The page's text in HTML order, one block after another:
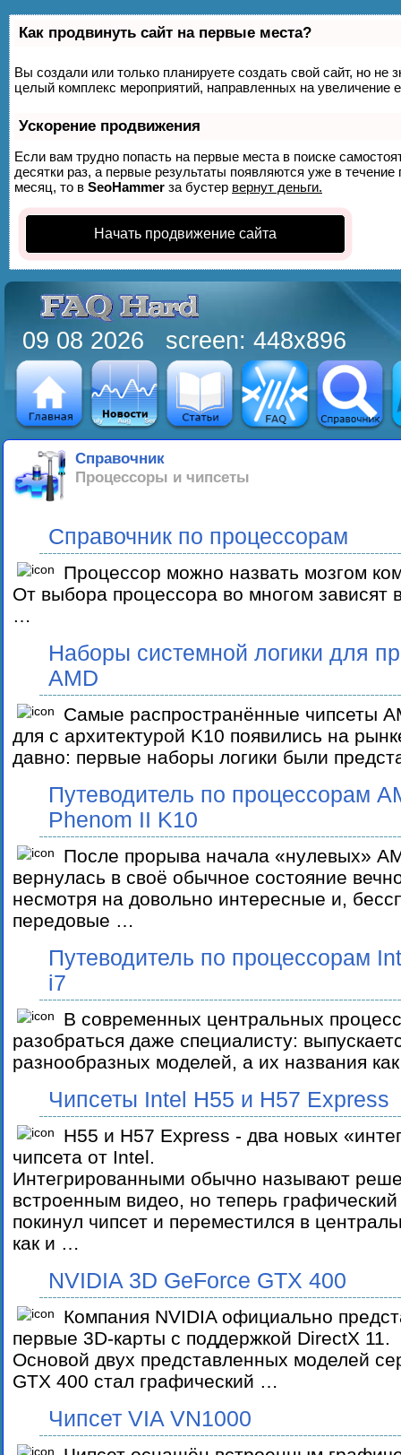
Как продвинуть сайт на первые места?
Вы создали или только планируете создать свой сайт, но не
целый комплекс мероприятий, направленных на увеличение
Ускорение продвижения
Если вам трудно попасть на первые места в поиске
десятки раз, а первые результаты появляются уже в
месяц, то в SeoHammer за бустер вернут деньги.
Начать продвижение сайта
09 08 2026 screen: 448x896
Справочник
Процессоры и чипсеты
Справочник по процессорам
Процессор можно назвать мозгом
От выбора процессора во многом зависят
…
Наборы системной логики для
AMD
Cамые распространённые чипсеты
для с архитектурой K10 появились на
давно: первые наборы логики были
Путеводитель по процессорам
Phenom II K10
После прорыва начала «нулевых»
вернулась в своё обычное состояние
несмотря на довольно интересные и,
передовые …
Путеводитель по процессорам
i7
В современных центральных
разобраться даже специалисту:
разнообразных моделей, а их названия
Чипсеты Intel H55 и H57 Express
H55 и H57 Express - два новых
чипсета от Intel.
Интегрированными обычно называют
встроенным видео, но теперь
покинул чипсет и переместился в
как и …
NVIDIA 3D GeForce GTX 400
Компания NVIDIA официально
первые 3D-карты с поддержкой DirectX 11.
Основой двух представленных моделей
GTX 400 стал графический …
Чипсет VIA VN1000